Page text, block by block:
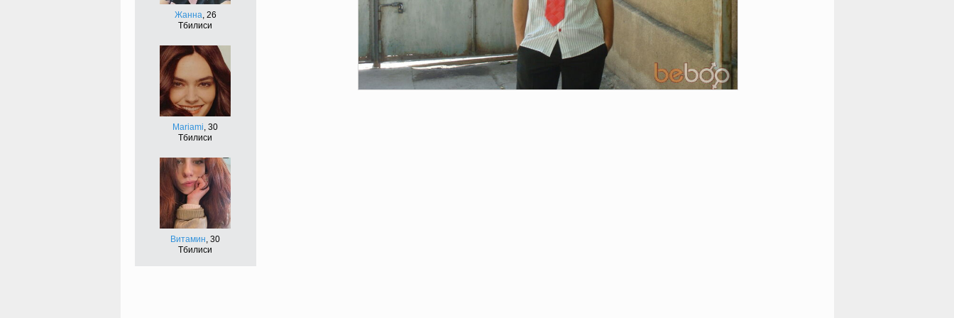
Жанна, 26
Тбилиси
Mariami, 30
Тбилиси
Витамин, 30
Тбилиси